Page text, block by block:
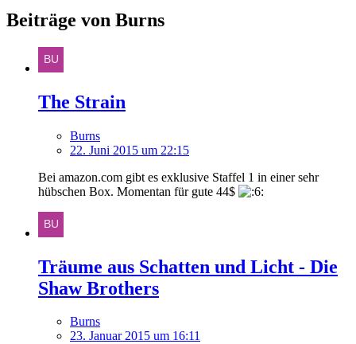
Beiträge von Burns
The Strain
Burns
22. Juni 2015 um 22:15
Bei amazon.com gibt es exklusive Staffel 1 in einer sehr
hübschen Box. Momentan für gute 44$
Träume aus Schatten und Licht - Die
Shaw Brothers
Burns
23. Januar 2015 um 16:11